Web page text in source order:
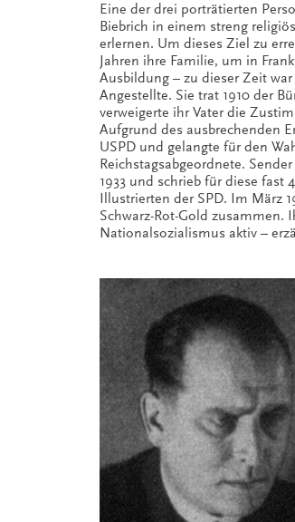
Eine der drei porträtierten
Biebrich in einem streng
erlernen. Um dieses Ziel zu
Jahren ihre Familie, um in
Ausbildung – zu dieser Zeit
Angestellte. Sie trat 1910 der
verweigerte ihr Vater die
Aufgrund des ausbrechenden
USPD und gelangte für den
Reichstagsabgeordnete.
1933 und schrieb für diese fast
Illustrierten der SPD. Im März
Schwarz-Rot-Gold zusammen.
Nationalsozialismus aktiv –